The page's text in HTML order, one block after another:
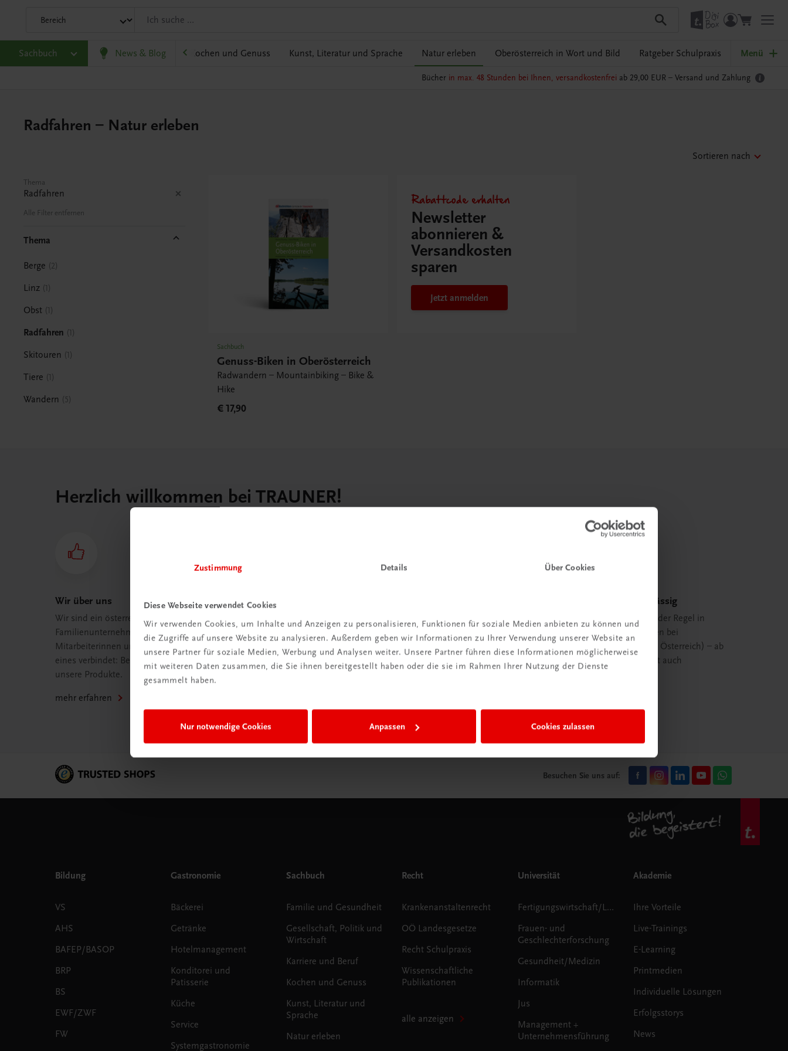
Zustimmung Details Über Cookies
Diese Webseite verwendet Cookies
Wir verwenden Cookies, um Inhalte und Anzeigen zu personalisieren, Funktionen für soziale Medien anbieten zu können und
die Zugriffe auf unsere Website zu analysieren. Außerdem geben wir Informationen zu Ihrer Verwendung unserer Website an
unsere Partner für soziale Medien, Werbung und Analysen weiter. Unsere Partner führen diese Informationen möglicherweise
mit weiteren Daten zusammen, die Sie ihnen bereitgestellt haben oder die sie im Rahmen Ihrer Nutzung der Dienste
gesammelt haben.
Nur notwendige Cookies Anpassen Cookies zulassen
Sachbuch News & Blog
und Wirtschaft Karriere und Beruf Kochen und Genuss Kunst, Literatur und Sprache Natur erleben Oberösterreich in Wort und Bild Ratgeber Schulpraxis Menü
Bücher in max. 48 Stunden bei Ihnen, versandkostenfrei ab 29,00 EUR – Versand und Zahlung
Radfahren – Natur erleben
Sortieren nach
Thema
Radfahren
Alle Filter entfernen
Thema
Berge 2
Linz 1
Obst 1
Radfahren 1
Skitouren 1
Tiere 1
Wandern 5
Sachbuch
Genuss-Biken in Oberösterreich
Radwandern – Mountainbiking – Bike &
Hike
€ 17,90
Rabattcode erhalten
Newsletter
abonnieren &
Versandkosten
sparen
Jetzt anmelden
Herzlich willkommen bei TRAUNER!
Wir über uns
Wir sind ein österreichisches
Familienunternehmen mit 75
Mitarbeiterinnen und Mitarbeitern, die
eines verbindet: Begeisterung für
unsere Produkte.
mehr erfahren
TRAUNER Verlag + Buchservice GmbH
Köglstraße 14 | 4020 Linz
Österreich/Austria
Tel.:
+43 732 778241
buchservice@trauner.at
mehr erfahren
Schnell und zuverlässig
Ihre Bestellung ist in der Regel in
spätestens 48 Stunden bei
Ihnen (innerhalb von Österreich) – ab
29,00 EUR Bestellwert auch
Besuchen Sie uns auf:
Bildung
VS
AHS
BAFEP/BASOP
BRP
BS
EWF/ZWF
FW
Gastronomie
Bäckerei
Getränke
Hotelmanagement
Konditorei und
Patisserie
Küche
Service
Systemgastronomie
Sachbuch
Familie und Gesundheit
Gesellschaft, Politik und
Wirtschaft
Karriere und Beruf
Kochen und Genuss
Kunst, Literatur und
Sprache
Natur erleben
Recht
Krankenanstaltenrecht
OÖ Landesgesetze
Recht Schulpraxis
Wissenschaftliche
Publikationen
alle anzeigen
Universität
Fertigungswirtschaft/Logistik
Frauen- und
Geschlechterforschung
Gesundheit/Medizin
Informatik
Jus
Management +
Unternehmensführung
Akademie
Ihre Vorteile
Live-Trainings
E-Learning
Printmedien
Individuelle Lösungen
Erfolgsstorys
News